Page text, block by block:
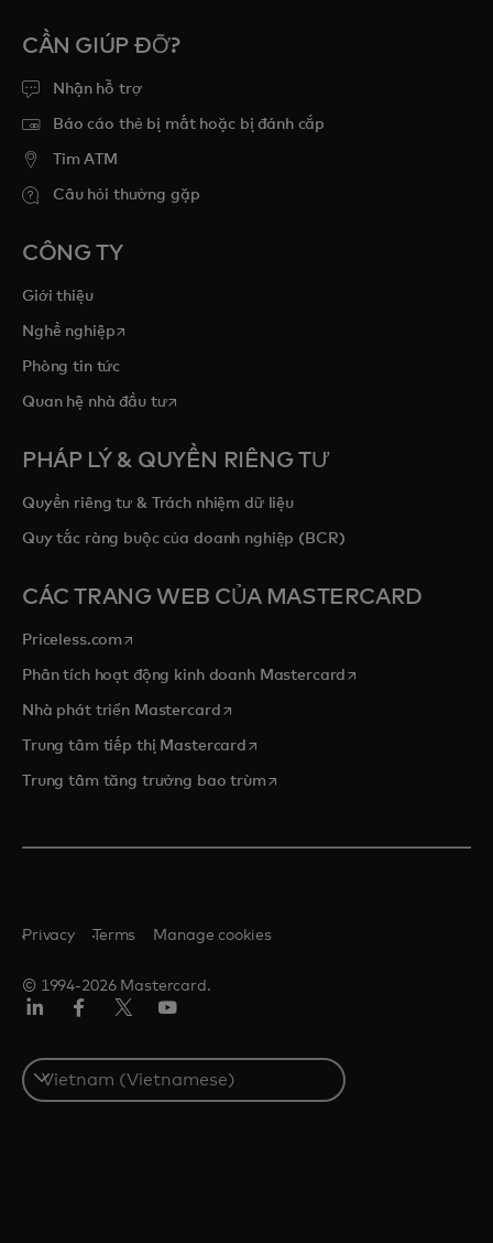
CẦN GIÚP ĐỠ?
Nhận hỗ trợ
Báo cáo thẻ bị mất hoặc bị đánh cắp
Tim ATM
Câu hỏi thường gặp
CÔNG TY
Giới thiệu
Nghề nghiệpopens in a new tab
Phòng tin tức
Quan hệ nhà đầu tưopens in a new tab
PHÁP LÝ & QUYỀN RIÊNG TƯ
Quyền riêng tư & Trách nhiệm dữ liệu
Quy tắc ràng buộc của doanh nghiệp (BCR)
CÁC TRANG WEB CỦA MASTERCARD
Priceless.com opens in a new tab
Phân tích hoạt động kinh doanh Mastercard opens in a new tab
Nhà phát triển Mastercardopens in a new tab
Trung tâm tiếp thị Mastercardopens in a new tab
Trung tâm tăng trưởng bao trùmopens in a new tab
© 1994-2026 Mastercard.
Privacy Terms Manage cookies
Select
a
country